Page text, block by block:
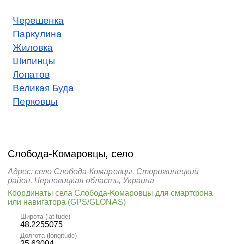
Черешенка
Паркулина
Жиловка
Шипинцы
Лопатов
Великая Буда
Перковцы
Слобода-Комаровцы, село
Адрес: село Слобода-Комаровцы, Сторожинецкий
район, Черновицкая область, Украина
Координаты села Слобода-Комаровцы для смартфона
или навигатора (GPS/GLONAS)
Широта (latitude)
48.2255075
Долгота (longitude)